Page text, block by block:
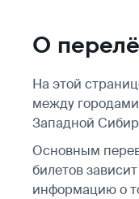
О
На этой
между городами
Западной
Основным
билетов
информацию о